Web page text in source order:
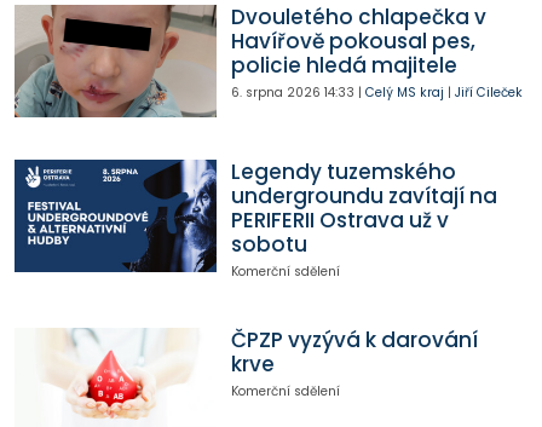
Dvouletého chlapečka v
Havířově pokousal pes,
policie hledá majitele
6. srpna 2026 14:33 | Celý MS kraj | Jiří Cileček
Legendy tuzemského
undergroundu zavítají na
PERIFERII Ostrava už v
sobotu
Komerční sdělení
ČPZP vyzývá k darování
krve
Komerční sdělení